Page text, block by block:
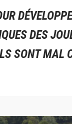
DES
SONT MAL